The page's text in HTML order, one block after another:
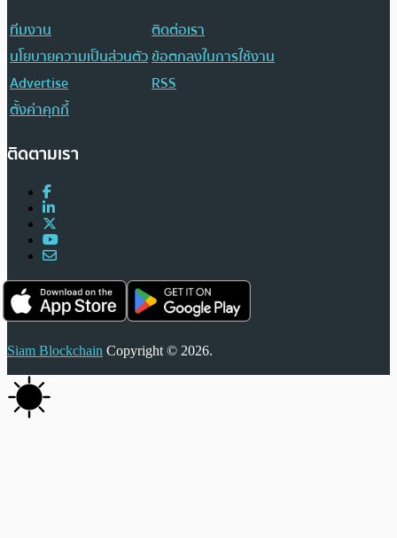
ทีมงาน
ติดต่อเรา
นโยบายความเป็นส่วนตัวข้อตกลงในการใช้งาน
Advertise
RSS
ตั้งค่าคุกกี้
ติดตามเรา
Siam Blockchain Copyright © 2026.